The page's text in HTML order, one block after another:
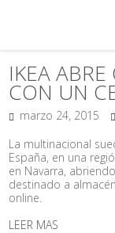
IKEA
CON UN
marzo 24, 2015
La multinacional
España, en una
en Navarra,
destinado a
online.
LEER MAS